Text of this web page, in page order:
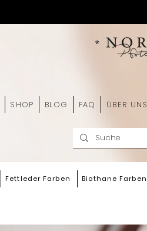
SHOP BLOG FAQ ÜBER UNS
Fettleder Farben Biothane Farben